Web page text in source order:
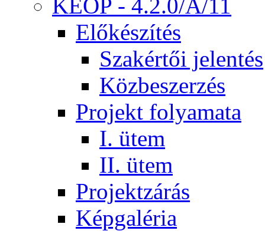
KEOP - 4.2.0/A/11
Előkészítés
Szakértői jelentés
Közbeszerzés
Projekt folyamata
I. ütem
II. ütem
Projektzárás
Képgaléria